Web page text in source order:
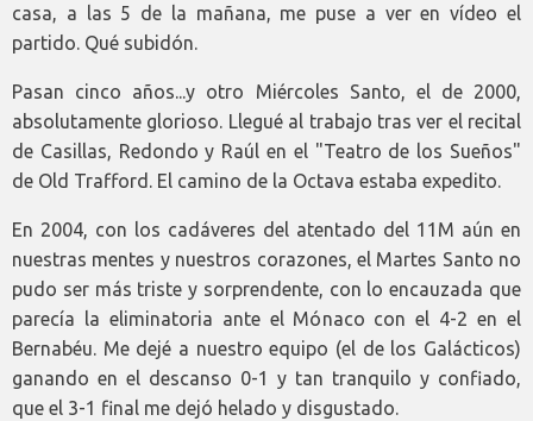
casa, a las 5 de la mañana, me puse a ver en vídeo el
partido. Qué subidón.
Pasan cinco años...y otro Miércoles Santo, el de 2000,
absolutamente glorioso. Llegué al trabajo tras ver el recital
de Casillas, Redondo y Raúl en el "Teatro de los Sueños"
de Old Trafford. El camino de la Octava estaba expedito.
En 2004, con los cadáveres del atentado del 11M aún en
nuestras mentes y nuestros corazones, el Martes Santo no
pudo ser más triste y sorprendente, con lo encauzada que
parecía la eliminatoria ante el Mónaco con el 4-2 en el
Bernabéu. Me dejé a nuestro equipo (el de los Galácticos)
ganando en el descanso 0-1 y tan tranquilo y confiado,
que el 3-1 final me dejó helado y disgustado.